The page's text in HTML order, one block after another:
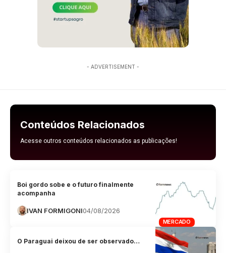
- ADVERTISEMENT -
Conteúdos Relacionados
Acesse outros conteúdos relacionados as publicações!
MERCADO
Boi gordo sobe e o futuro finalmente
acompanha
IVAN FORMIGONI04/08/2026
O Paraguai deixou de ser observado…